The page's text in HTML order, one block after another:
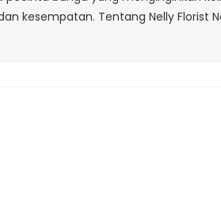
Kaum
kesempatan. Tentang Nelly Florist